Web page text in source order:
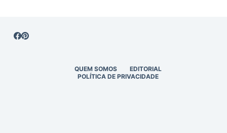
QUEM SOMOS
EDITORIAL
POLÍTICA DE PRIVACIDADE